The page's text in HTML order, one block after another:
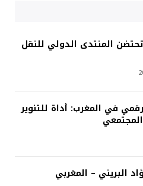
المنتدى الدولي للنقل
في المغرب: أداة للتنوير
البريني – المغربي